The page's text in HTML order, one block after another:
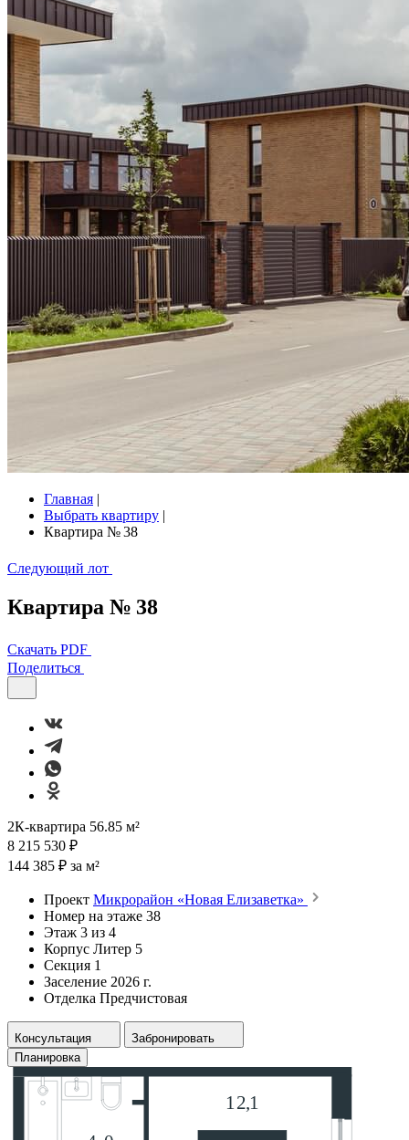
Главная |
Выбрать квартиру |
Квартира № 38
Следующий лот
Квартира № 38
Скачать PDF
Поделиться
2К-квартира 56.85 м²
8 215 530 ₽
144 385 ₽ за м²
Проект Микрорайон «Новая Елизаветка»
Номер на этаже 38
Этаж 3 из 4
Корпус Литер 5
Секция 1
Заселение 2026 г.
Отделка Предчистовая
Консультация
Забронировать
Планировка